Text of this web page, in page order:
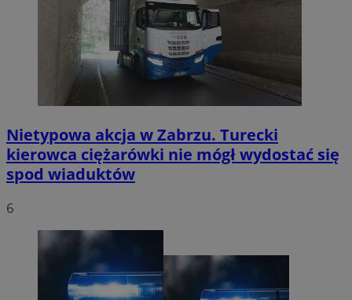
Nietypowa akcja w Zabrzu. Turecki
kierowca ciężarówki nie mógł wydostać się
spod wiaduktów
6